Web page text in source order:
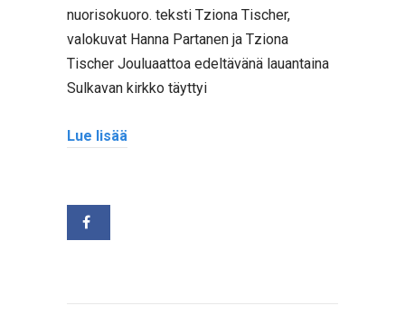
nuorisokuoro. teksti Tziona Tischer,
valokuvat Hanna Partanen ja Tziona
Tischer Jouluaattoa edeltävänä lauantaina
Sulkavan kirkko täyttyi
Lue lisää